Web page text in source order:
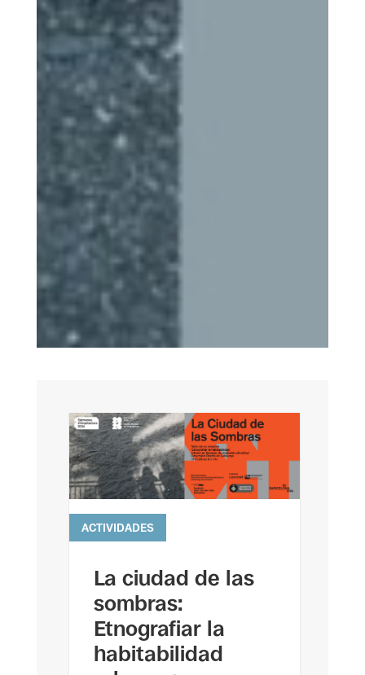
leer más
La ciudad de las
sombras:
Etnografiar la
habitabilidad
ACTIVIDADES